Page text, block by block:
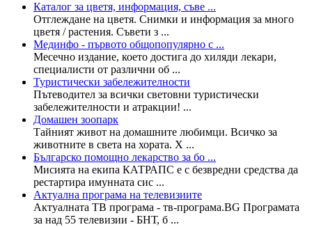
Каталог за цветя, информация, съве ...
Отглеждане на цветя. Снимки и информация за много
цветя / растения. Съвети з ...
Мединфо - първото общопопулярно с ...
Месечно издание, което достига до хиляди лекари,
специалисти от различни об ...
Туристически забележителности
Пътеводител за всички световни туристически
забележителности и атракции! ...
Домашен зоопарк
Тайният живот на домашните любимци. Всичко за
животните в света на хората. Х ...
Българско помощно лекарство за бо ...
Мисията на екипа КАТРАПС е с безвредни средства да
рестартира имунната сис ...
Актуална програма на телевизиите
Актуалната ТВ програма - тв-програма.BG Програмата
за над 55 телевизии - БНТ, б ...